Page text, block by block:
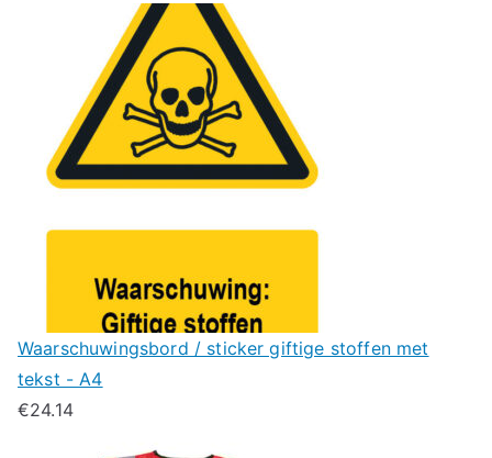
Waarschuwingsbord / sticker giftige stoffen met
tekst - A4
€24.14